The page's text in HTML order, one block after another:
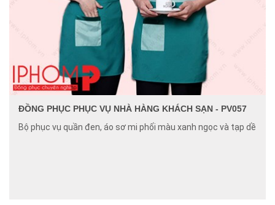
ĐỒNG PHỤC PHỤC VỤ NHÀ HÀNG KHÁCH SẠN - PV057
Bộ phục vụ quần đen, áo sơ mi phối màu xanh ngọc và tạp dề